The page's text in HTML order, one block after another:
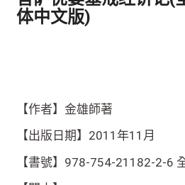
体中文版)
【作者】金雄師著
【出版日期】2011年11月
【書號】978-754-21182-2-6